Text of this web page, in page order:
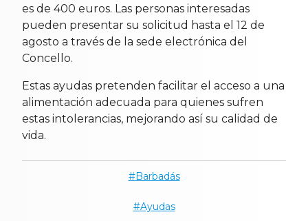
es de 400 euros. Las personas interesadas
pueden presentar su solicitud hasta el 12 de
agosto a través de la sede electrónica del
Concello.
Estas ayudas pretenden facilitar el acceso a una
alimentación adecuada para quienes sufren
estas intolerancias, mejorando así su calidad de
vida.
Barbadás
Ayudas